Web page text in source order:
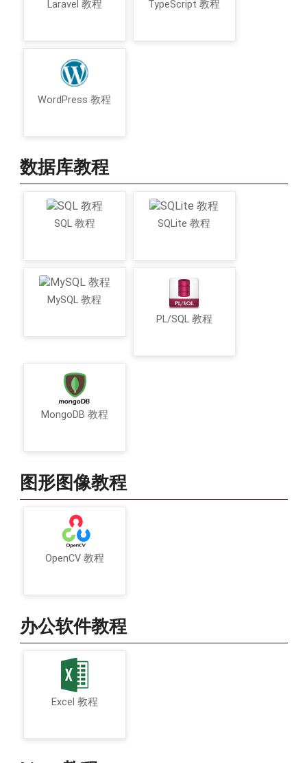
Laravel 教程 TypeScript 教程
WordPress 教程
数据库教程
SQL 教程 SQLite 教程
MySQL 教程
PL/SQL 教程
MongoDB 教程
图形图像教程
OpenCV 教程
办公软件教程
Excel 教程